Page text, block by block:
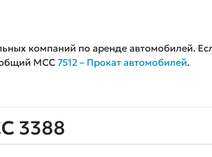
компаний по аренде автомобилей.
MCC 7512 – Прокат автомобилей.
3388